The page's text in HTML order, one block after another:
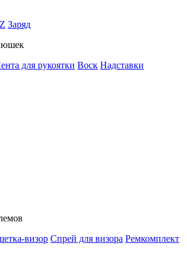
Заряд
для рукоятки Воск Надставки
визор Спрей для визора Ремкомплект